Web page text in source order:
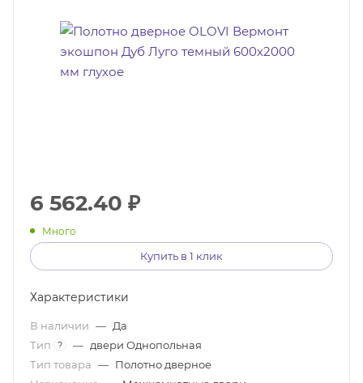
6 562.40 ₽
Много
Купить в 1 клик
Характеристики
В наличии — Да
Тип
? — двери Однопольная
Тип товара — Полотно дверное